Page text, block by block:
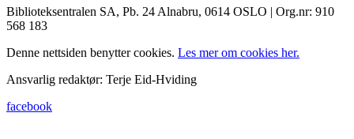
Biblioteksentralen SA, Pb. 24 Alnabru, 0614 OSLO | Org.nr: 910
568 183
Denne nettsiden benytter cookies. Les mer om cookies her.
Ansvarlig redaktør: Terje Eid-Hviding
facebook